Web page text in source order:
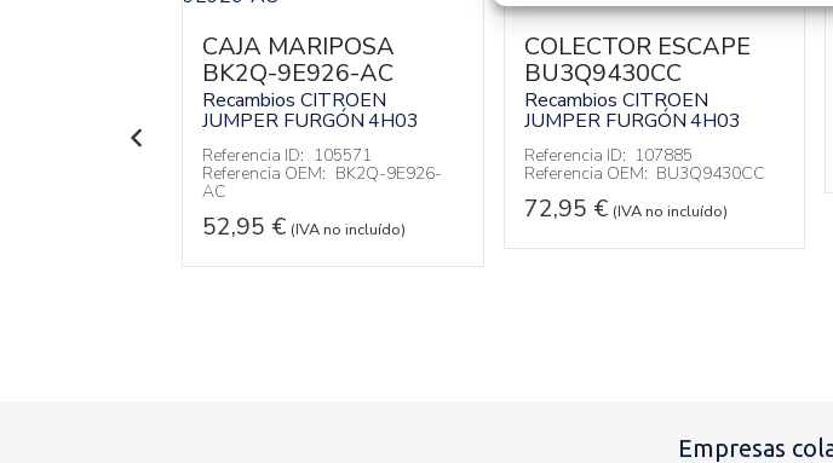
CAJA MARIPOSA
BK2Q-9E926-AC
Recambios CITROEN
JUMPER FURGÓN 4H03
Referencia ID: 105571
Referencia OEM: BK2Q-9E926-
AC
52,95 € (IVA no incluído)
COLECTOR ESCAPE
BU3Q9430CC
Recambios CITROEN
JUMPER FURGÓN4H03
Referencia ID: 107885
Referencia OEM: BU3Q9430CC
72,95 € (IVA no incluído)
Empresas